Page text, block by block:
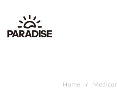
Home